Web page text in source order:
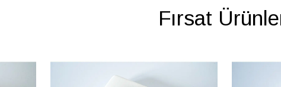
Fırsat